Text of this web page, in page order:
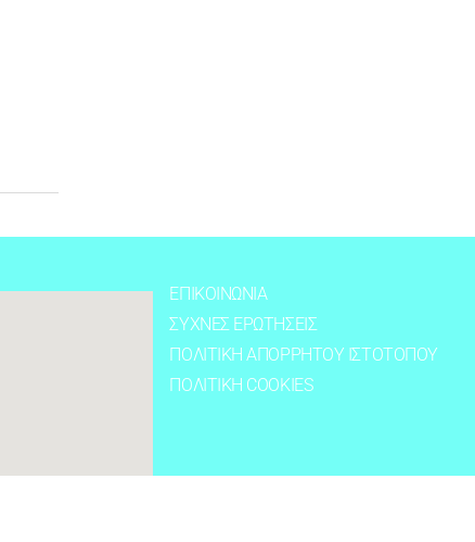
ΕΠΙΚΟΙΝΩΝΙΑ
ΣΥΧΝΕΣ ΕΡΩΤΗΣΕΙΣ
ΠΟΛΙΤΙΚΗ ΑΠΟΡΡΗΤΟΥ ΙΣΤΟΤΟΠΟΥ
ΠΟΛΙΤΙΚΗ COOKIES